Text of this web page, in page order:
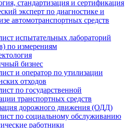
стандартизация и сертификация
эксперт по диагностике и
автомотранспортных средств
испытательных лабораторий
по измерениям
бизнес
и оператор по утилизации
отходов
по государственной
транспортных средств
дорожного движения (ОДД)
по социальному обслуживанию
работники